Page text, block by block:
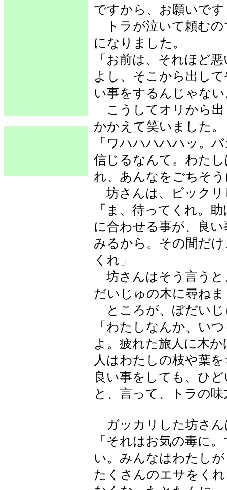
ですから、お願いです
トラが泣いて頼むの
になりました。
「お前は、それほど
よし、そこから出し
い事をするんじゃな
こうしてオリから出
かかえて笑いました。
「ワハハハハハッ。
信じるなんて。わた
れ、あんなをごちそ
坊さんは、ビックリ
「ま、待ってくれ。
に合わせる事が、良
みるから。その間だ
くれ」
坊さんはそう言うと
だいじゅの木に尋ね
ところが、ぼだいじ
「わたしなんか、い
よ。疲れた旅人に木
人はわたしの枝や葉
良い事をしても、ひ
と、言って、トラの
ガッカリした坊さん
「それはお気の毒に
い。みんなはわたし
たくさんのエサをく